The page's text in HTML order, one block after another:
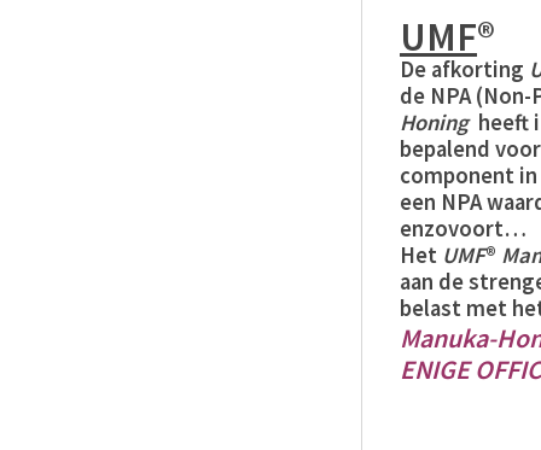
UMF®
De afkorting
de NPA
Honingheeft
bepalend
component
een NPA
enzovoort…
Het UMF®
aan de
belast met
Manuka-
ENIGE